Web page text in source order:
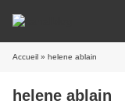
Accueil » helene ablain
helene ablain